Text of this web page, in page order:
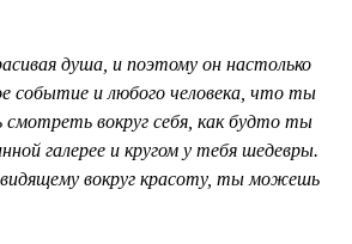
душа, и поэтому он настолько
событие и любого человека, что ты
смотреть вокруг себя, как будто ты
галерее и кругом у тебя шедевры.
вокруг красоту, ты можешь